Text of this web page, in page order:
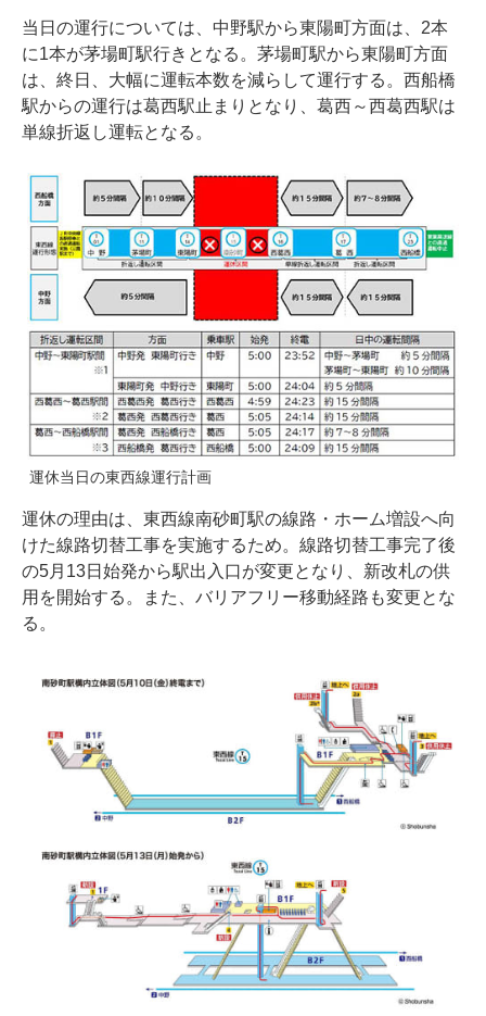
当日の運行については、中野駅から東陽町方面は、2本
に1本が茅場町駅行きとなる。茅場町駅から東陽町方面
は、終日、大幅に運転本数を減らして運行する。西船橋
駅からの運行は葛西駅止まりとなり、葛西～西葛西駅は
単線折返し運転となる。
運休当日の東西線運行計画
運休の理由は、東西線南砂町駅の線路・ホーム増設へ向
けた線路切替工事を実施するため。線路切替工事完了後
の5月13日始発から駅出入口が変更となり、新改札の供
用を開始する。また、バリアフリー移動経路も変更とな
る。